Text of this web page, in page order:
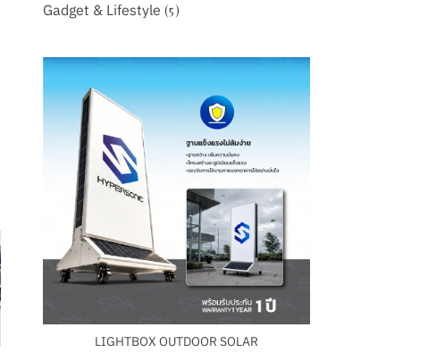
Gadget & Lifestyle (5)
LIGHTBOX OUTDOOR SOLAR